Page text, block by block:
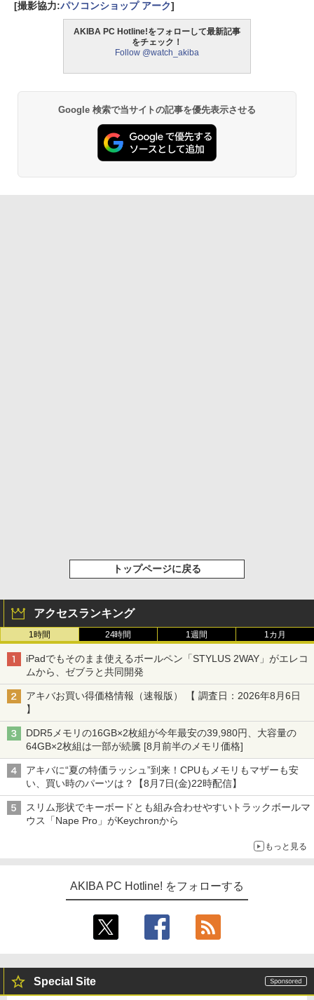
[撮影協力:パソコンショップ アーク]
AKIBA PC Hotline!をフォローして最新記事
をチェック！
Follow @watch_akiba
Google 検索で当サイトの記事を優先表示させる
トップページに戻る
アクセスランキング
1時間 24時間 1週間 1カ月
iPadでもそのまま使えるボールペン「STYLUS 2WAY」がエレコ
ムから、ゼブラと共同開発
アキバお買い得価格情報（速報版） 【 調査日：2026年8月6日
】
DDR5メモリの16GB×2枚組が今年最安の39,980円、大容量の
64GB×2枚組は一部が続騰 [8月前半のメモリ価格]
アキバに“夏の特価ラッシュ”到来！CPUもメモリもマザーも安
い、買い時のパーツは？【8月7日(金)22時配信】
スリム形状でキーボードとも組み合わせやすいトラックボールマ
ウス「Nape Pro」がKeychronから
もっと見る
AKIBA PC Hotline! をフォローする
Special Site